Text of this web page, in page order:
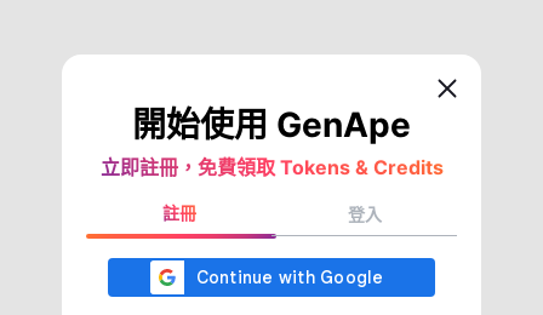
開始使用 GenApe
立即註冊，免費領取 Tokens & Credits
註冊 登入